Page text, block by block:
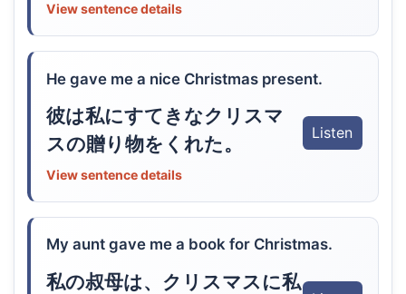
View sentence details
He gave me a nice Christmas present.
彼は私にすてきなクリスマ
スの贈り物をくれた。
Listen
View sentence details
My aunt gave me a book for Christmas.
私の叔母は、クリスマスに私